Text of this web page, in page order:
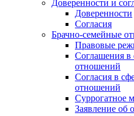
Доверенности и
Доверенности
Согласия
Брачно-семейные
Правовые
Соглашения в
отношений
Согласия в
отношений
Суррогатное
Заявление об